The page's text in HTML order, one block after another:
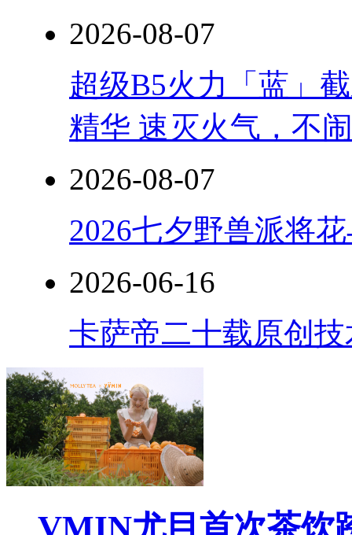
2026-08-07
超级B5火力「蓝」
精华 速灭火气，不
2026-08-07
2026七夕野兽派将
2026-06-16
卡萨帝二十载原创
VMIN尤目首次茶饮